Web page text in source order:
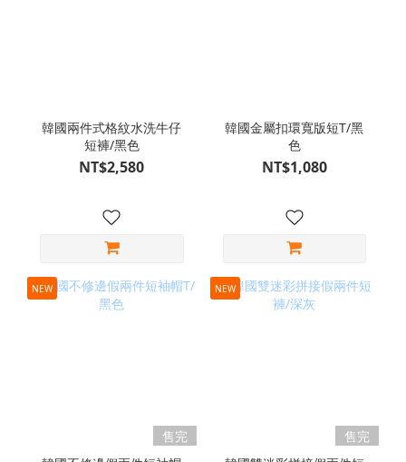
韓國兩件式格紋水洗牛仔
短褲/黑色
NT$2,580
韓國金屬扣環寬版短T/黑
色
NT$1,080
NEW
售完
NEW
售完